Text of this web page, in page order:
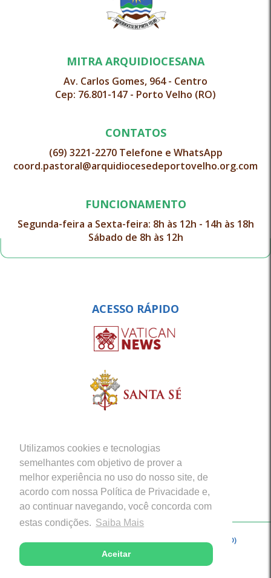
Utilizamos cookies e tecnologias
semelhantes com objetivo de prover a
melhor experiência no uso do nosso site, de
acordo com nossa Política de Privacidade e,
ao continuar navegando, você concorda com
estas condições. Saiba Mais
Aceitar
MITRA ARQUIDIOCESANA
Av. Carlos Gomes, 964 - Centro
Cep: 76.801-147 - Porto Velho (RO)
CONTATOS
(69) 3221-2270 Telefone e WhatsApp
coord.pastoral@arquidiocesedeportovelho.org.com
FUNCIONAMENTO
Segunda-feira a Sexta-feira: 8h às 12h - 14h às 18h
Sábado de 8h às 12h
ACESSO RÁPIDO
Copyright © 2026 - Arquidiocese de Porto Velho (RO)
Desenvolvido com excelência por